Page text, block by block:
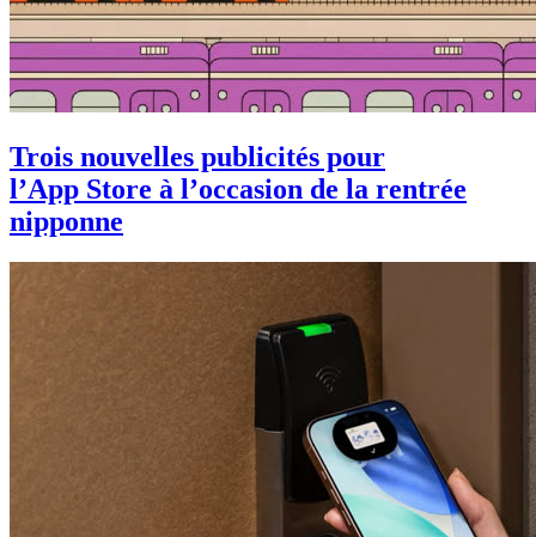
Trois nouvelles publicités pour
l’App Store à l’occasion de la rentrée
nipponne